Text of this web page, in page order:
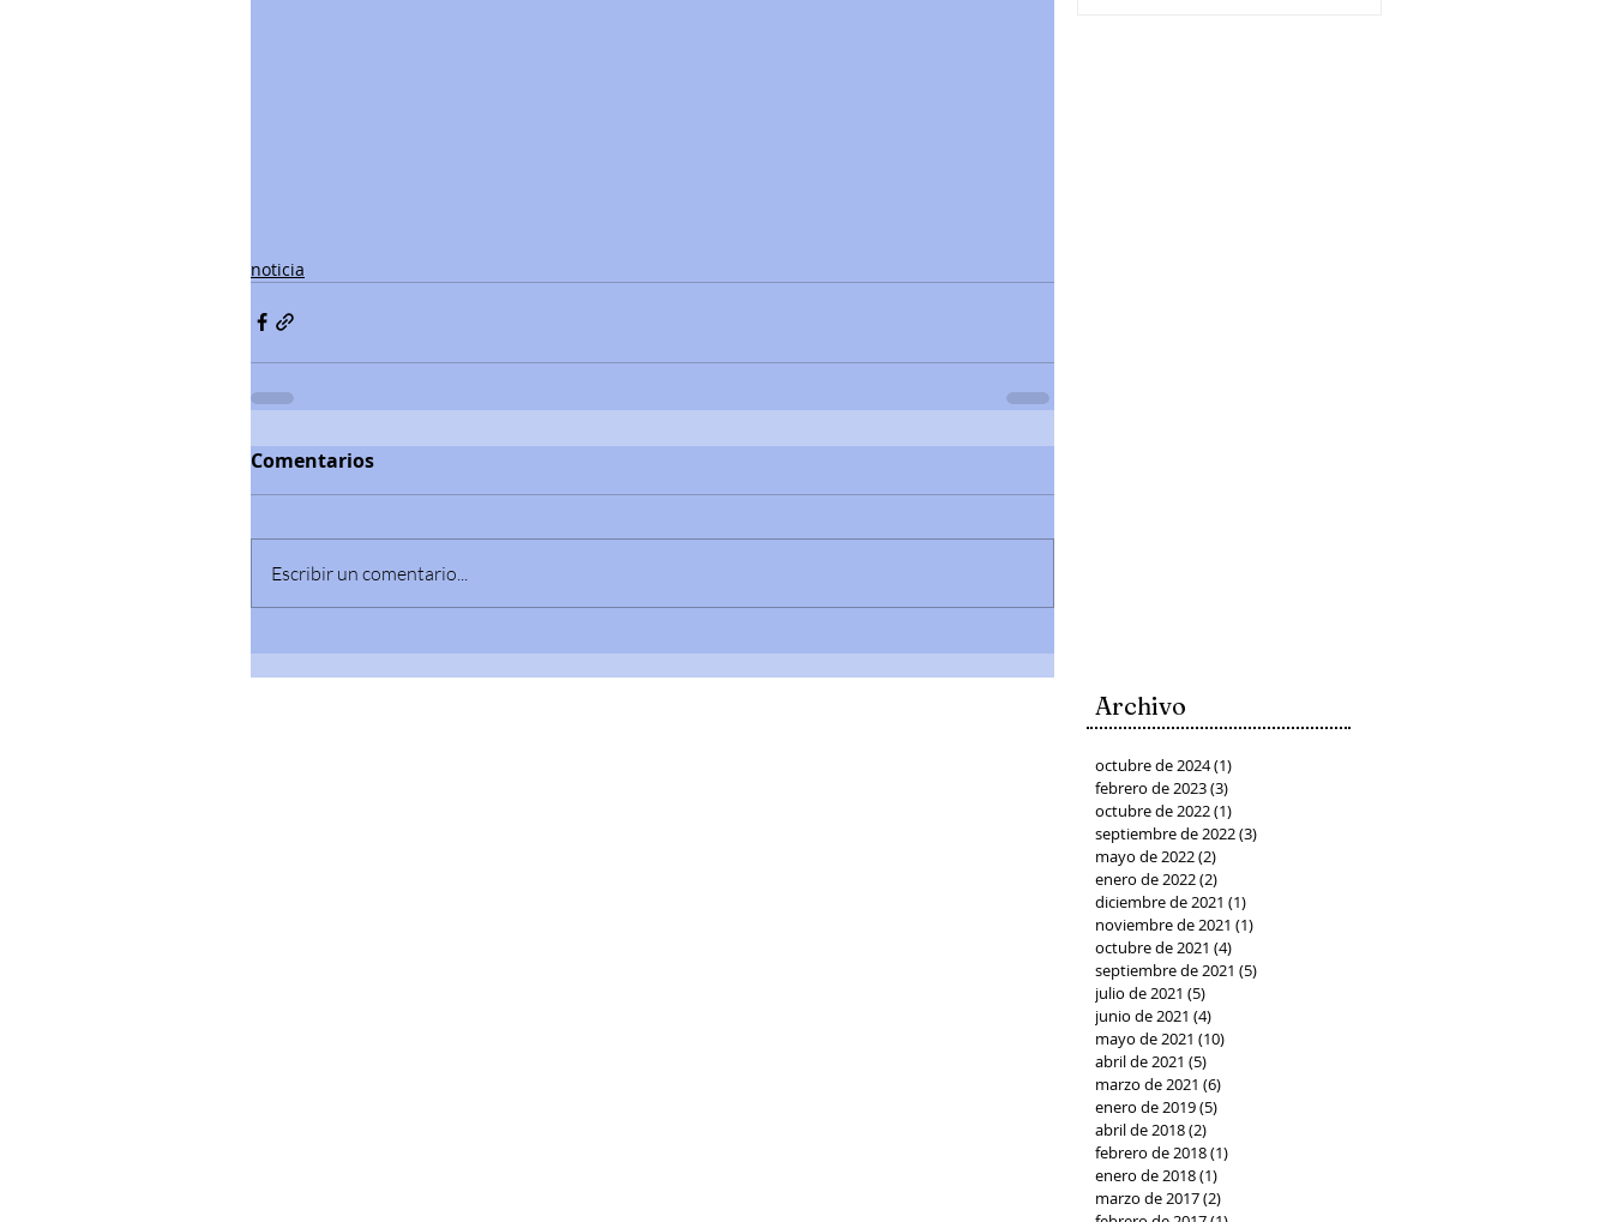
noticia
Comentarios
Escribir un comentario...
Archivo
octubre de 2024(1)
febrero de 2023(3)
octubre de 2022(1)
septiembre de 2022(3)
mayo de 2022(2)
enero de 2022(2)
diciembre de 2021 (1)
noviembre de 2021 (1)
octubre de 2021 (4)
septiembre de 2021 (5)
julio de 2021 (5)
junio de 2021 (4)
mayo de 2021 (10)
abril de 2021 (5)
marzo de 2021 (6)
enero de 2019(5)
abril de 2018(2)
febrero de 2018(1)
enero de 2018(1)
marzo de 2017(2)